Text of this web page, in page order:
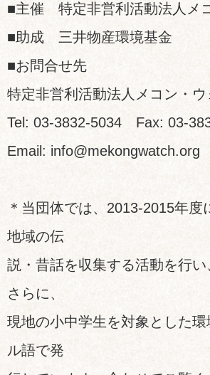
■主催 特定非営利活動法人メ
■助成 三井物産環境基金
■お問合せ先
特定非営利活動法人メコン・ウ
Tel: 03-3832-5034 Fax: 03-
Email: info@mekongwatch.org
＊当団体では、2013-2015年
地域の伝
説・昔話を収集する活動を行
さらに、
現地の小中学生を対象とした
ル語で発